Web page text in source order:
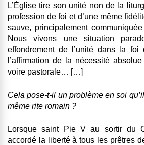
L’Église tire son unité non de la
profession de foi et d’une même
sauve, principalement
Nous vivons une situation
effondrement de l’unité dans la
l’affirmation de la nécessité
voire pastorale… […]
Cela pose-t-il un problème en soi
même rite romain ?
Lorsque saint Pie V au sortir du
accordé la liberté à tous les prêtres